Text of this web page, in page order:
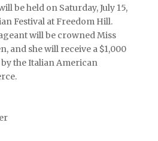
be held on Saturday, July 15,
Festival at Freedom Hill.
will be crowned Miss
and she will receive a $1,000
the Italian American